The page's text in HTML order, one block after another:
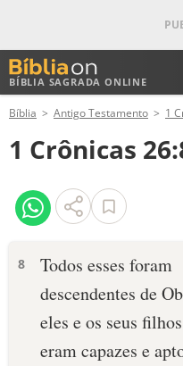
BÍBLIA SAGRADA ONLINE
ANTIGO TESTAMENTO
NOVO TESTAMENTO
VERSÍCULOS
PALAVRA DO DIA
Bíblia Antigo Testamento 1
1 Crônicas
8
Todos esses foram
descendentes de
eles e os seus
eram capazes e